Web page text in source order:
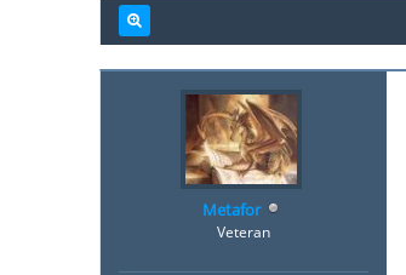
Metafor
Veteran